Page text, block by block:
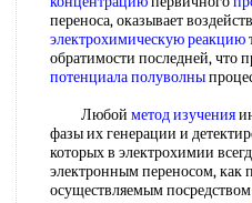
переноса, оказывает
электрохимическую реакцию
обратимости последней, что
потенциала полуволны
Любой метод изучения
фазы их генерации и
которых в электрохимии
электронным переносом, как
осуществляемым посредством